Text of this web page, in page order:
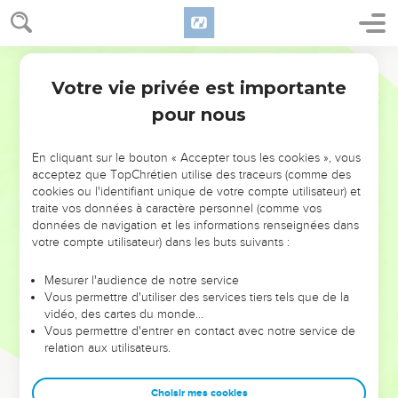
NE MANQUEZ PAS L’ÉVÉNEMENT
DE L’ANNÉE !
ET SI LEURS ERREURS POUVAIENT VOUS ÉVITER LES
VOTRES ?
leur foi ou leur vision. Mais on voit moins les doutes, les erreurs
et les saisons difficiles qu'ils ont traversés, alors même que ce
sont elles qui les ont façonnés.
Dans cette conférence, leaders, entrepreneurs, et responsables
clés pour avancer avec plus de sagesse afin que leurs erreurs
Votre vie privée est importante
pour nous
En cliquant sur le bouton « Accepter tous les cookies », vous
acceptez que TopChrétien utilise des traceurs (comme des
cookies ou l'identifiant unique de votre compte utilisateur) et
traite vos données à caractère personnel (comme vos
données de navigation et les informations renseignées dans
votre compte utilisateur) dans les buts suivants :
Mesurer l'audience de notre service
Vous permettre d'utiliser des services tiers tels que de la
vidéo, des cartes du monde…
Vous permettre d'entrer en contact avec notre service de
relation aux utilisateurs.
Choisir mes cookies